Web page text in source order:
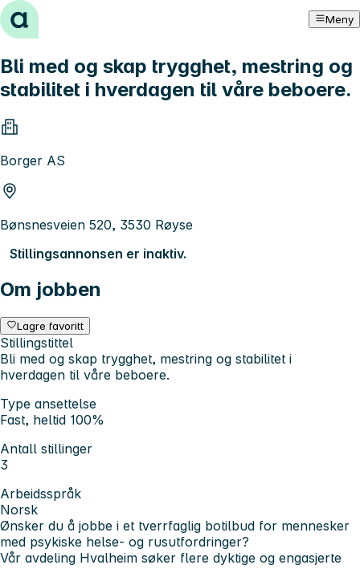
Hopp til innhold Meny
Bli med og skap trygghet, mestring og
stabilitet i hverdagen til våre beboere.
Borger AS
Bønsnesveien 520, 3530 Røyse
Stillingsannonsen er inaktiv.
Om jobben
Lagre favoritt
Stillingstittel
Bli med og skap trygghet, mestring og stabilitet i
hverdagen til våre beboere.
Type ansettelse
Fast, heltid 100%
Antall stillinger
3
Arbeidsspråk
Norsk
Ønsker du å jobbe i et tverrfaglig botilbud for mennesker
med psykiske helse- og rusutfordringer?
Vår avdeling Hvalheim søker flere dyktige og engasjerte